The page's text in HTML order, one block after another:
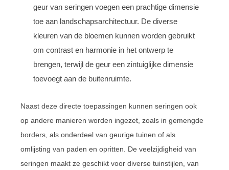
geur van seringen voegen een prachtige dimensie
toe aan landschapsarchitectuur. De diverse
kleuren van de bloemen kunnen worden gebruikt
om contrast en harmonie in het ontwerp te
brengen, terwijl de geur een zintuiglijke dimensie
toevoegt aan de buitenruimte.
Naast deze directe toepassingen kunnen seringen ook
op andere manieren worden ingezet, zoals in gemengde
borders, als onderdeel van geurige tuinen of als
omlijsting van paden en opritten. De veelzijdigheid van
seringen maakt ze geschikt voor diverse tuinstijlen, van